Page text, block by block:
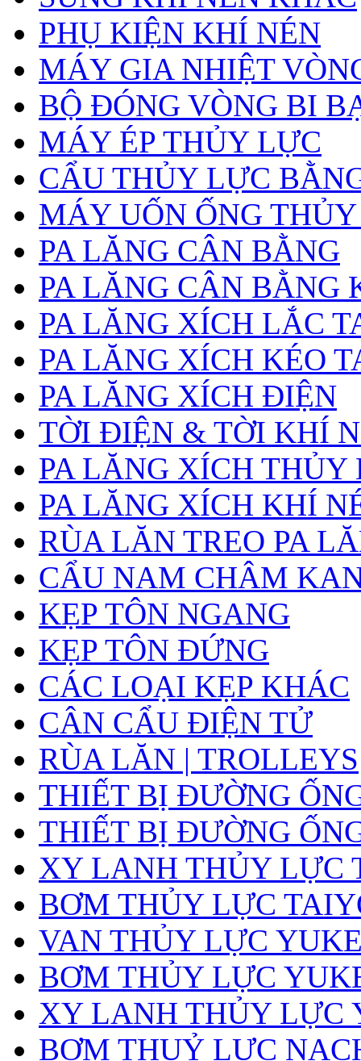
PHỤ KIỆN KHÍ NÉN
MÁY GIA NHIỆT
BỘ ĐÓNG VÒNG BI
MÁY ÉP THỦY LỰC
CẨU THỦY LỰC
MÁY UỐN ỐNG
PA LĂNG CÂN BẰNG
PA LĂNG CÂN BẰNG
PA LĂNG XÍCH LẮC
PA LĂNG XÍCH KÉO
PA LĂNG XÍCH ĐIỆN
TỜI ĐIỆN & TỜI KHÍ
PA LĂNG XÍCH THỦY
PA LĂNG XÍCH KHÍ
RÙA LĂN TREO PA
CẨU NAM CHÂM
KẸP TÔN NGANG
KẸP TÔN ĐỨNG
CÁC LOẠI KẸP KHÁC
CÂN CẨU ĐIỆN TỬ
RÙA LĂN | TROLLEYS
THIẾT BỊ ĐƯỜNG
THIẾT BỊ ĐƯỜNG
XY LANH THỦY LỰC
BƠM THỦY LỰC
VAN THỦY LỰC
BƠM THỦY LỰC
XY LANH THỦY LỰC
BƠM THUỶ LỰC